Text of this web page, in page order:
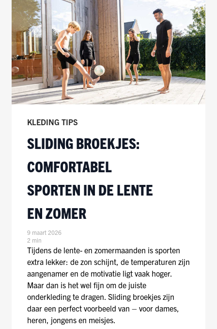
KLEDING TIPS
SLIDING BROEKJES:
COMFORTABEL
SPORTEN IN DE LENTE
EN ZOMER
9 maart 2026
2 min
Tijdens de lente- en zomermaanden is sporten
extra lekker: de zon schijnt, de temperaturen zijn
aangenamer en de motivatie ligt vaak hoger.
Maar dan is het wel fijn om de juiste
onderkleding te dragen. Sliding broekjes zijn
daar een perfect voorbeeld van – voor dames,
heren, jongens en meisjes.